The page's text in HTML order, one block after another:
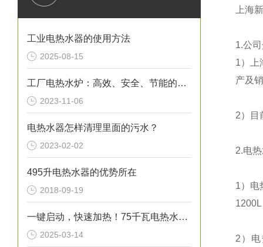
工业电热水器的使用方法
2025-08-15
工厂电热水炉：高效、安全、节能的热水解决方案
2023-11-06
电热水器怎样清理里面的污水？
2023-02-02
495升电热水器的优势所在
2018-09-19
一键启动，快速加热！75千瓦电热水炉打造高效热水解决方案！
2025-03-14
上海
1.公
1）上
产及
2）目
2.电
1）电
1200L
2 ）